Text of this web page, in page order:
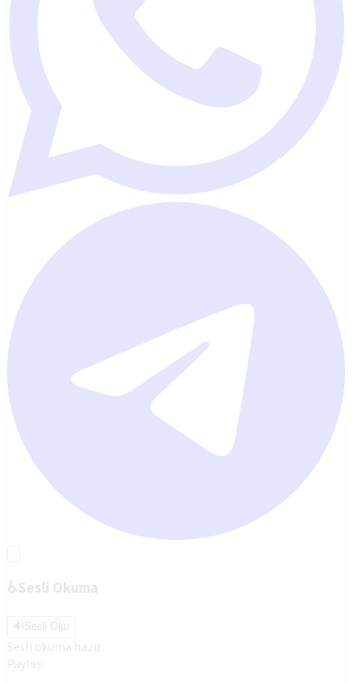
♿Sesli Okuma
🔊 Sesli Oku
Sesli okuma hazır.
Paylaş: